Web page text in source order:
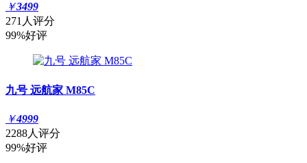
￥3499
271人评分
99%好评
九号 远航家 M85C
￥4999
2288人评分
99%好评